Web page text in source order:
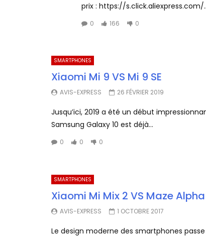
prix : https://s.click.aliexpress.com/
0 166 0
SMARTPHONES
Xiaomi Mi 9 VS Mi 9 SE
AVIS-EXPRESS 26 FÉVRIER 2019
Jusqu’ici, 2019 a été un début
Samsung Galaxy 10 est déjà...
0 0 0
SMARTPHONES
Xiaomi Mi Mix 2 VS Maze Alpha
AVIS-EXPRESS 1 OCTOBRE 2017
Le design moderne des smartphones